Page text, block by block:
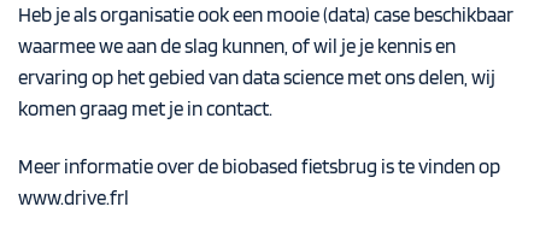
Heb je als organisatie ook een mooie (data) case beschikbaar
waarmee we aan de slag kunnen, of wil je je kennis en
ervaring op het gebied van data science met ons delen, wij
komen graag met je in contact.
Meer informatie over de biobased fietsbrug is te vinden op
www.drive.frl